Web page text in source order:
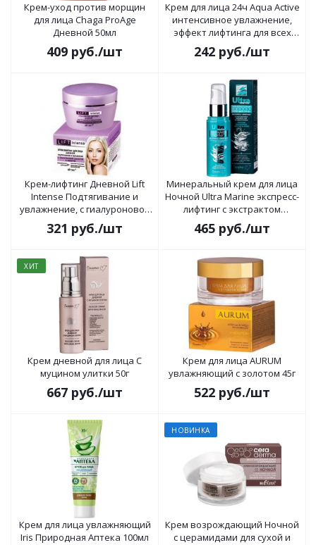
Крем-уход против морщин
для лица Chaga ProAge
Дневной 50мл
409 руб./шт
Крем для лица 24ч Aqua Active
интенсивное увлажнение,
эффект лифтинга для всех
типов кожи 50мл
242 руб./шт
Крем-лифтинг Дневной Lift
Intense Подтягивание и
увлажнение, с гиалуроновой
кислотой и имбирём 45мл
321 руб./шт
Минеральный крем для лица
Ночной Ultra Marinе экспресс-
лифтинг с экстрактом
водорослей и черной икры
50г
465 руб./шт
ХИТ
Крем дневной для лица С
муцином улитки 50г
667 руб./шт
Крем для лица AURUM
увлажняющий с золотом 45г
522 руб./шт
Крем для лица увлажняющий
Iris Природная Аптека 100мл
НОВИНКА
Крем возрождающий Ночной
с церамидами для сухой и